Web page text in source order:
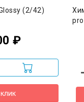
(2/42)
₽